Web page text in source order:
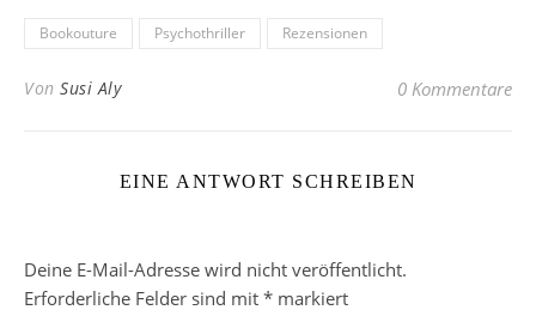
Bookouture Psychothriller Rezensionen
Von Susi Aly 0 Kommentare
EINE ANTWORT SCHREIBEN
Deine E-Mail-Adresse wird nicht veröffentlicht.
Erforderliche Felder sind mit * markiert